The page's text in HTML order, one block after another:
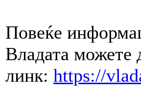
Повеќе
Владата можете
линк: https://